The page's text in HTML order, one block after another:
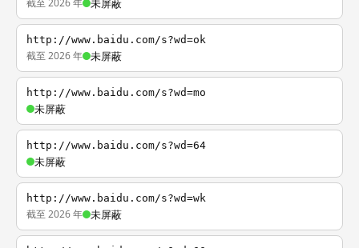
截至 2026 年 未屏蔽
http://www.baidu.com/s?wd=ok
截至 2026 年 未屏蔽
http://www.baidu.com/s?wd=mo
未屏蔽
http://www.baidu.com/s?wd=64
未屏蔽
http://www.baidu.com/s?wd=wk
截至 2026 年 未屏蔽